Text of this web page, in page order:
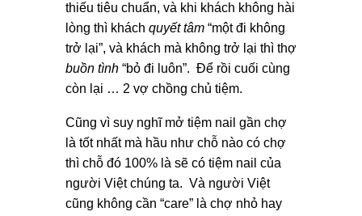
thiếu tiêu chuẩn, và khi khách không hài
lòng thì khách quyết tâm“một đi không
trở lại”, và khách mà không trở lại thì thợ
buồn tình“bỏ đi luôn”. Để rồi cuối cùng
còn lại … 2 vợ chồng chủ tiệm.
Cũng vì suy nghĩ mở tiệm nail gần chợ
là tốt nhất mà hầu như chỗ nào có chợ
thì chỗ đó 100% là sẽ có tiệm nail của
người Việt chúng ta. Và người Việt
cũng không cần “care” là chợ nhỏ hay